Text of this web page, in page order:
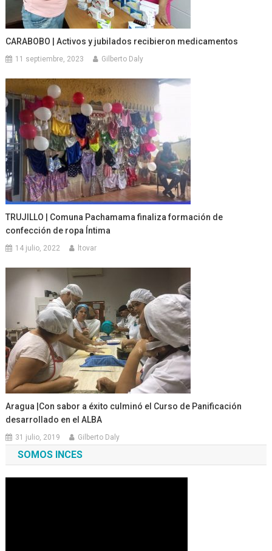
CARABOBO | Activos y jubilados recibieron medicamentos
11 septiembre, 2023 Gilberto Daly
TRUJILLO | Comuna Pachamama finaliza formación de
confección de ropa Íntima
14 julio, 2022 ltovar
Aragua |Con sabor a éxito culminó el Curso de Panificación
desarrollado en el ALBA
31 julio, 2019 Gilberto Daly
SOMOS INCES